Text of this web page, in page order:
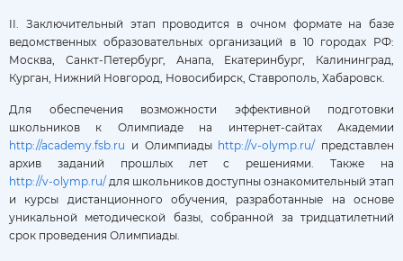
II. Заключительный этап проводится в очном формате на базе
ведомственных образовательных организаций в 10 городах РФ:
Москва, Санкт-Петербург, Анапа, Екатеринбург, Калининград,
Курган, Нижний Новгород, Новосибирск, Ставрополь, Хабаровск.
Для обеспечения возможности эффективной подготовки
школьников к Олимпиаде на интернет-сайтах Академии
http://academy.fsb.ru и Олимпиады http://v-olymp.ru/ представлен
архив заданий прошлых лет с решениями. Также на
http://v-olymp.ru/ для школьников доступны ознакомительный этап
и курсы дистанционного обучения, разработанные на основе
уникальной методической базы, собранной за тридцатилетний
срок проведения Олимпиады.